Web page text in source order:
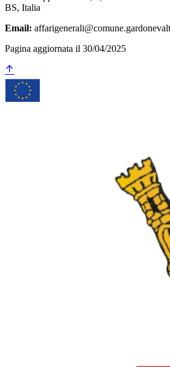
BS, Italia
Email:
Pagina aggiornata il 30/04/2025